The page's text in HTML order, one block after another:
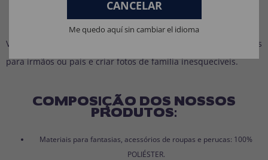
Ideia em destaque
Você pode complementar com nossas fantasias de animais
para irmãos ou pais e criar fotos de família inesquecíveis.
COMPOSIÇÃO DOS NOSSOS
PRODUTOS:
Materiais para fantasias, acessórios de roupas e perucas: 100%
POLIÉSTER.
CANCELAR
Me quedo aquí sin cambiar el idioma